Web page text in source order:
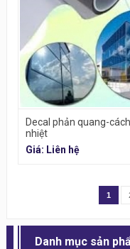
Decal phản quang-cách
nhiệt
Giá: Liên hệ
1
Danh mục sản